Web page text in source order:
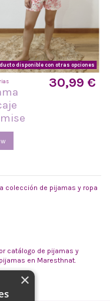
disponible con otras opciones
30,99 €
colección de pijamas y ropa
catálogo de pijamas y
en Maresthnat.
×